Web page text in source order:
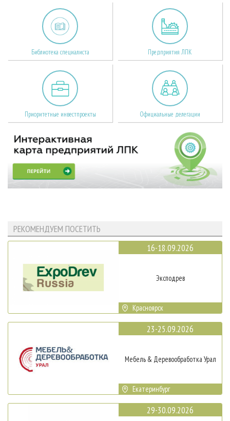
Библиотека специалиста Предприятия ЛПК
Приоритетные инвестпроекты Официальные делегации
РЕКОМЕНДУЕМ ПОСЕТИТЬ
16-18.09.2026
Эксподрев
Красноярск
23-25.09.2026
Мебель & Деревообработка Урал
Екатеринбург
29-30.09.2026